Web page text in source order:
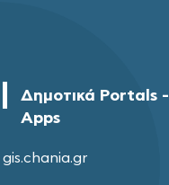
Δημοτικά Portals -
Apps
gis.chania.gr